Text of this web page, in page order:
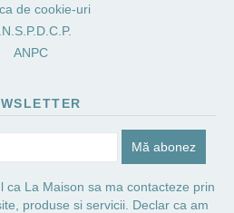
de cookie-uri
ANPC
ca La Maison sa ma contacteze prin
produse si servicii. Declar ca am